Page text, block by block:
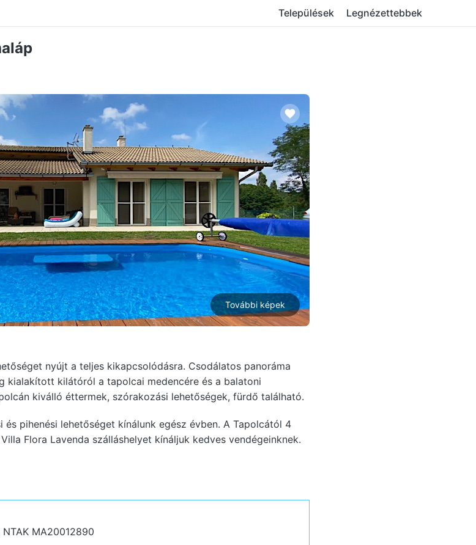
Települések Legnézettebbek
További képek
nyújt a teljes kikapcsolódásra. Csodálatos panoráma
kialakított kilátóról a tapolcai medencére és a balatoni
kiválló éttermek, szórakozási lehetőségek, fürdő található.
pihenési lehetőséget kínálunk egész évben. A Tapolcától 4
Flora Lavenda szálláshelyet kínáljuk kedves vendégeinknek.
NTAK MA20012890